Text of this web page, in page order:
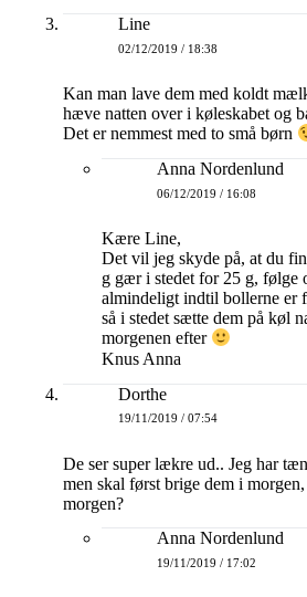
Line
02/12/2019 / 18:38
Kan man lave dem med koldt
hæve natten over i køleskabet og
Det er nemmest med to små børn
Anna Nordenlund
06/12/2019 / 16:08
Kære Line,
Det vil jeg skyde på, at du
g gær i stedet for 25 g, følge
almindeligt indtil bollerne er
så i stedet sætte dem på køl
morgenen efter
Knus Anna
Dorthe
19/11/2019 / 07:54
De ser super lækre ud.. Jeg har
men skal først brige dem i
morgen?
Anna Nordenlund
19/11/2019 / 17:02